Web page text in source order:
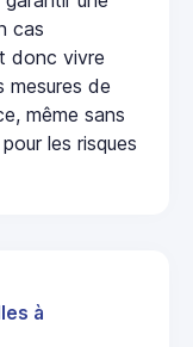
cas
donc vivre
mesures de
même sans
les risques
à